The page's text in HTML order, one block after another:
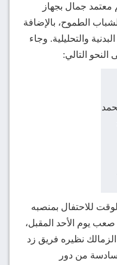
جمال بجهاز
الطموح، بالإضافة
والتحليلية. وجاء
التالي:
للاحتفال بمنصبه
صعب يوم الأحد المقبل،
نظيره فريق زد
من دور